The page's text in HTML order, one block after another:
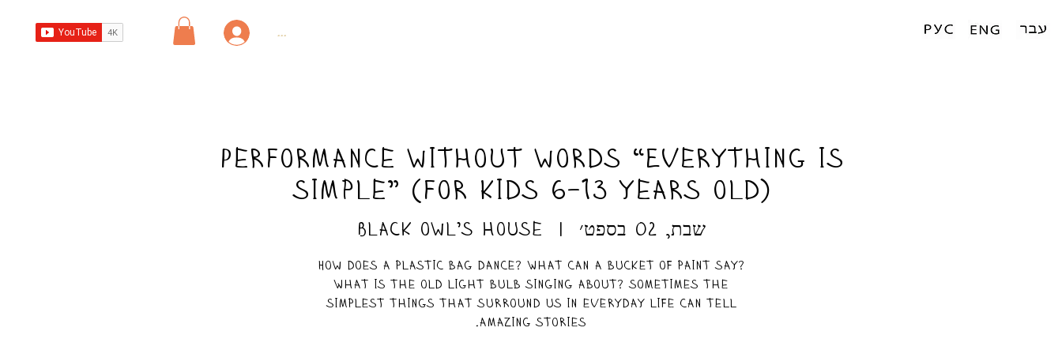
...
Performance without words “Everything is
simple” (for kids 6-13 years old)
שבת, 02 בספט׳
  |
Black owl’s house
How does a plastic bag dance? What can a bucket of paint say?
What is the old light bulb singing about? Sometimes the
simplest things that surround us in everyday life can tell